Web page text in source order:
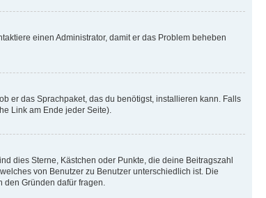
einen Administrator, damit er das Problem beheben
er das Sprachpaket, das du benötigst, installieren kann. Falls
Link am Ende jeder Seite).
dies Sterne, Kästchen oder Punkte, die deine Beitragszahl
von Benutzer zu Benutzer unterschiedlich ist. Die
Gründen dafür fragen.